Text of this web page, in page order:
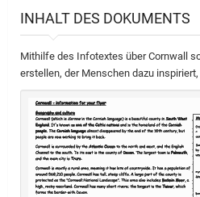
INHALT DES DOKUMENTS
Mithilfe des Infotextes über Cornwall
erstellen, der Menschen dazu